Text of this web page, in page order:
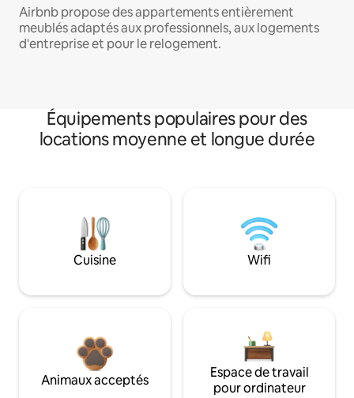
Airbnb propose des appartements entièrement
meublés adaptés aux professionnels, aux logements
d'entreprise et pour le relogement.
Équipements populaires pour des
locations moyenne et longue durée
Cuisine Wifi
Animaux acceptés
Espace de travail
pour ordinateur